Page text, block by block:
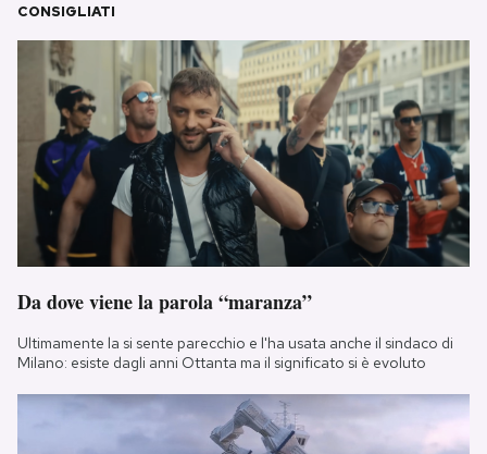
CONSIGLIATI
Da dove viene la parola “maranza”
Ultimamente la si sente parecchio e l'ha usata anche il sindaco di
Milano: esiste dagli anni Ottanta ma il significato si è evoluto